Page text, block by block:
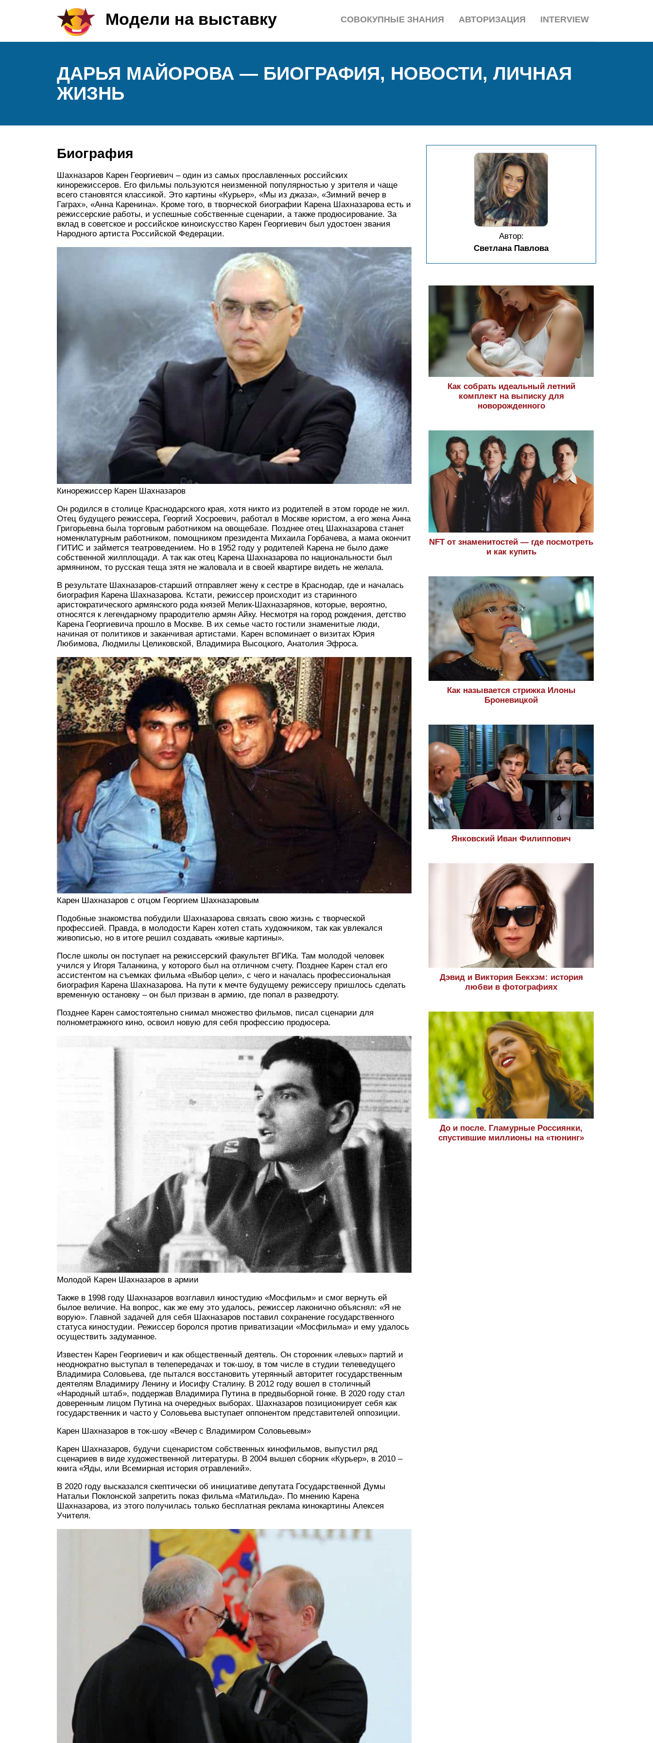
Модели на выставку INTERVIEW
АВТОРИЗАЦИЯ
СОВОКУПНЫЕ ЗНАНИЯ
ДАРЬЯ МАЙОРОВА — БИОГРАФИЯ, НОВОСТИ, ЛИЧНАЯ
ЖИЗНЬ
Биография
Шахназаров Карен Георгиевич – один из самых прославленных российских
кинорежиссеров. Его фильмы пользуются неизменной популярностью у зрителя и чаще
всего становятся классикой. Это картины «Курьер», «Мы из джаза», «Зимний вечер в
Гаграх», «Анна Каренина». Кроме того, в творческой биографии Карена Шахназарова есть и
режиссерские работы, и успешные собственные сценарии, а также продюсирование. За
вклад в советское и российское киноискусство Карен Георгиевич был удостоен звания
Народного артиста Российской Федерации.
Кинорежиссер Карен Шахназаров
Он родился в столице Краснодарского края, хотя никто из родителей в этом городе не жил.
Отец будущего режиссера, Георгий Хосроевич, работал в Москве юристом, а его жена Анна
Григорьевна была торговым работником на овощебазе. Позднее отец Шахназарова станет
номенклатурным работником, помощником президента Михаила Горбачева, а мама окончит
ГИТИС и займется театроведением. Но в 1952 году у родителей Карена не было даже
собственной жилплощади. А так как отец Карена Шахназарова по национальности был
армянином, то русская теща зятя не жаловала и в своей квартире видеть не желала.
В результате Шахназаров-старший отправляет жену к сестре в Краснодар, где и началась
биография Карена Шахназарова. Кстати, режиссер происходит из старинного
аристократического армянского рода князей Мелик-Шахназарянов, которые, вероятно,
относятся к легендарному прародителю армян Айку. Несмотря на город рождения, детство
Карена Георгиевича прошло в Москве. В их семье часто гостили знаменитые люди,
начиная от политиков и заканчивая артистами. Карен вспоминает о визитах Юрия
Любимова, Людмилы Целиковской, Владимира Высоцкого, Анатолия Эфроса.
Карен Шахназаров с отцом Георгием Шахназаровым
Подобные знакомства побудили Шахназарова связать свою жизнь с творческой
профессией. Правда, в молодости Карен хотел стать художником, так как увлекался
живописью, но в итоге решил создавать «живые картины».
После школы он поступает на режиссерский факультет ВГИКа. Там молодой человек
учился у Игоря Таланкина, у которого был на отличном счету. Позднее Карен стал его
ассистентом на съемках фильма «Выбор цели», с чего и началась профессиональная
биография Карена Шахназарова. На пути к мечте будущему режиссеру пришлось сделать
временную остановку – он был призван в армию, где попал в разведроту.
Позднее Карен самостоятельно снимал множество фильмов, писал сценарии для
полнометражного кино, освоил новую для себя профессию продюсера.
Молодой Карен Шахназаров в армии
Также в 1998 году Шахназаров возглавил киностудию «Мосфильм» и смог вернуть ей
былое величие. На вопрос, как же ему это удалось, режиссер лаконично объяснял: «Я не
ворую». Главной задачей для себя Шахназаров поставил сохранение государственного
статуса киностудии. Режиссер боролся против приватизации «Мосфильма» и ему удалось
осуществить задуманное.
Известен Карен Георгиевич и как общественный деятель. Он сторонник «левых» партий и
неоднократно выступал в телепередачах и ток-шоу, в том числе в студии телеведущего
Владимира Соловьева, где пытался восстановить утерянный авторитет государственным
деятелям Владимиру Ленину и Иосифу Сталину. В 2012 году вошел в столичный
«Народный штаб», поддержав Владимира Путина в предвыборной гонке. В 2020 году стал
доверенным лицом Путина на очередных выборах. Шахназаров позиционирует себя как
государственник и часто у Соловьева выступает оппонентом представителей оппозиции.
Карен Шахназаров в ток-шоу «Вечер с Владимиром Соловьевым»
Карен Шахназаров, будучи сценаристом собственных кинофильмов, выпустил ряд
сценариев в виде художественной литературы. В 2004 вышел сборник «Курьер», в 2010 –
книга «Яды, или Всемирная история отравлений».
В 2020 году высказался скептически об инициативе депутата Государственной Думы
Натальи Поклонской запретить показ фильма «Матильда». По мнению Карена
Шахназарова, из этого получилась только бесплатная реклама кинокартины Алексея
Учителя.
Автор:
Светлана Павлова
Как собрать идеальный летний
комплект на выписку для
новорожденного
NFT от знаменитостей — где посмотреть
и как купить
Как называется стрижка Илоны
Броневицкой
Янковский Иван Филиппович
Дэвид и Виктория Бекхэм: история
любви в фотографиях
До и после. Гламурные Россиянки,
спустившие миллионы на «тюнинг»